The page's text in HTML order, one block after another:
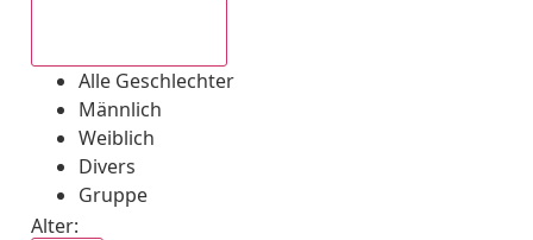
Alle Geschlechter
Männlich
Weiblich
Divers
Gruppe
Alter: